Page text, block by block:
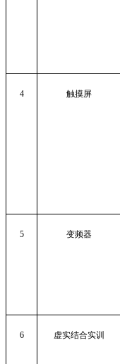
4 触摸屏
5 变频器
6 虚实结合实训